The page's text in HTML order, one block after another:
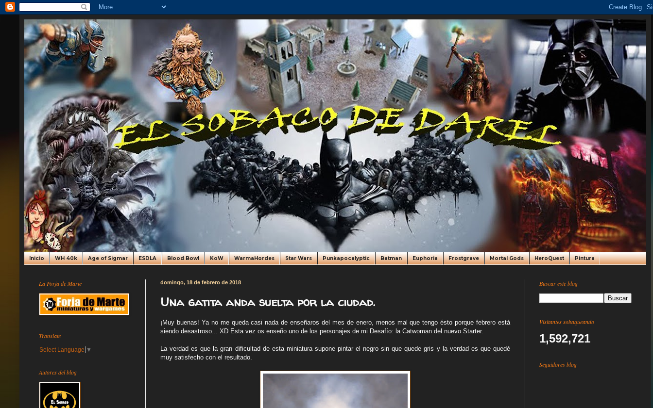
Inicio WH 40k Age of Sigmar ESDLA Blood Bowl KoW WarmaHordes Star Wars Punkapocalyptic Batman Euphoria Frostgrave Mortal Gods HeroQuest Pintura
domingo, 18 de febrero de 2018
Una gatita anda suelta por la ciudad.
¡Muy buenas! Ya no me queda casi nada de enseñaros del mes de enero, menos mal que tengo ésto porque febrero está
siendo desastroso... XD Esta vez os enseño uno de los personajes de mi Desafío: la Catwoman del nuevo Starter.
La verdad es que la gran dificultad de esta miniatura supone pintar el negro sin que quede gris y la verdad es que quedé
muy satisfecho con el resultado.
La Forja de Marte
Translate
Select Language ▼
Autores del blog
Buscar este blog
Visitantes sobaqueando
1,592,721
Seguidores blog